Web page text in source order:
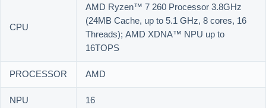
CPU
AMD Ryzen™ 7 260 Processor 3.8GHz
(24MB Cache, up to 5.1 GHz, 8 cores, 16
Threads); AMD XDNA™ NPU up to
16TOPS
PROCESSOR
AMD
NPU
16